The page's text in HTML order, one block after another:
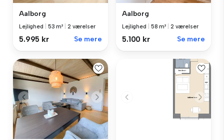
Aalborg
Lejlighed 53 m² 2 værelser
5.995 kr Se mere
Aalborg
Lejlighed 58 m² 2 værelser
5.100 kr Se mere